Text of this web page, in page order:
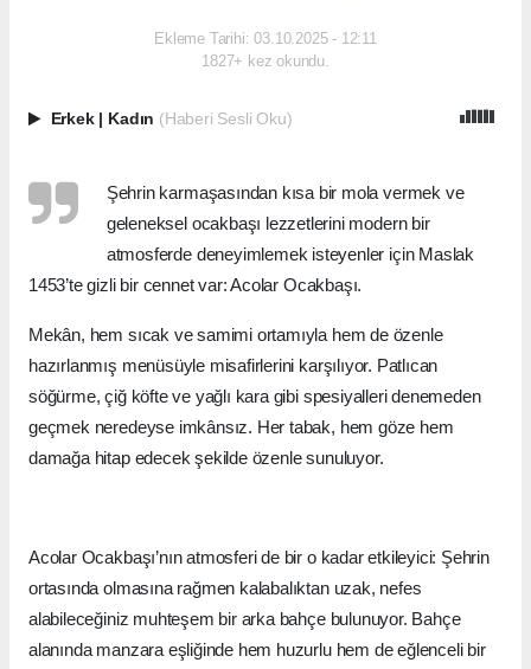
Ekleme Tarihi: 03.10.2025 - 12:11
1827+ kez okundu.
Erkek Kadın (Haberi Sesli Oku)
Şehrin karmaşasından kısa bir mola vermek ve
geleneksel ocakbaşı lezzetlerini modern bir
atmosferde deneyimlemek isteyenler için Maslak
1453’te gizli bir cennet var: Acolar Ocakbaşı.
Mekân, hem sıcak ve samimi ortamıyla hem de özenle
hazırlanmış menüsüyle misafirlerini karşılıyor. Patlıcan
söğürme, çiğ köfte ve yağlı kara gibi spesiyalleri denemeden
geçmek neredeyse imkânsız. Her tabak, hem göze hem
damağa hitap edecek şekilde özenle sunuluyor.
Acolar Ocakbaşı’nın atmosferi de bir o kadar etkileyici: Şehrin
ortasında olmasına rağmen kalabalıktan uzak, nefes
alabileceğiniz muhteşem bir arka bahçe bulunuyor. Bahçe
alanında manzara eşliğinde hem huzurlu hem de eğlenceli bir